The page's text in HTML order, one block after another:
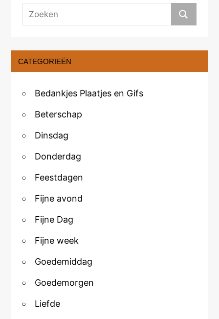
CATEGORIEËN
Bedankjes Plaatjes en Gifs
Beterschap
Dinsdag
Donderdag
Feestdagen
Fijne avond
Fijne Dag
Fijne week
Goedemiddag
Goedemorgen
Liefde